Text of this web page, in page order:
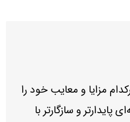
مزایا و معایب خود را
پایدارتر و سازگارتر با